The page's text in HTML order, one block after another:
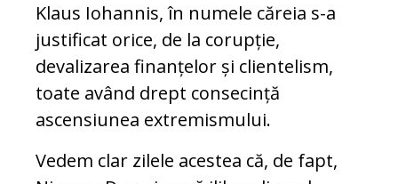
Klaus Iohannis, în numele căreia s-a
justificat orice, de la corupție,
devalizarea finanțelor și clientelism,
toate având drept consecință
ascensiunea extremismului.
Vedem clar zilele acestea că, de fapt,